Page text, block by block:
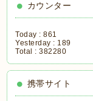
カウンター
Today :861
Yesterday : 189
Total :382280
携帯サイト